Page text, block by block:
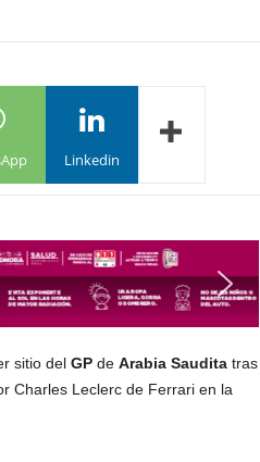
Linkedin
sitio del GPde Arabia Saudita tras
Charles Leclerc de Ferrari en la